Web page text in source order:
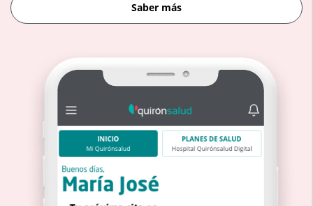
Saber más